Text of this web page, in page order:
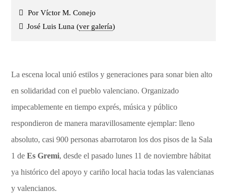
Por Víctor M. Conejo
José Luis Luna (ver galería)
La escena local unió estilos y generaciones para sonar bien alto
en solidaridad con el pueblo valenciano. Organizado
impecablemente en tiempo exprés, música y público
respondieron de manera maravillosamente ejemplar: lleno
absoluto, casi 900 personas abarrotaron los dos pisos de la Sala
1 deEs Gremi, desde el pasado lunes 11 de noviembre hábitat
ya histórico del apoyo y cariño local hacia todas las valencianas
y valencianos.